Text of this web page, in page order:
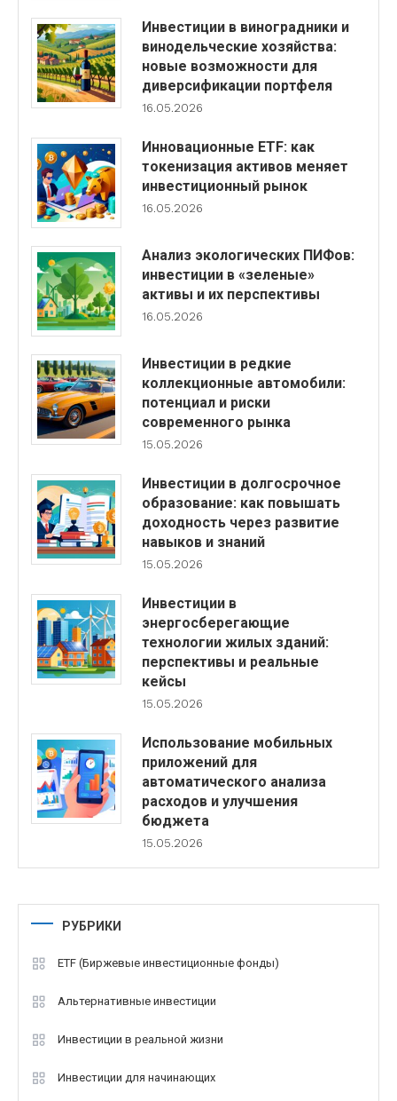
Инвестиции в виноградники и
винодельческие хозяйства:
новые возможности для
диверсификации портфеля
16.05.2026
Инновационные ETF: как
токенизация активов меняет
инвестиционный рынок
16.05.2026
Анализ экологических ПИФов:
инвестиции в «зеленые»
активы и их перспективы
16.05.2026
Инвестиции в редкие
коллекционные автомобили:
потенциал и риски
современного рынка
15.05.2026
Инвестиции в долгосрочное
образование: как повышать
доходность через развитие
навыков и знаний
15.05.2026
Инвестиции в
энергосберегающие
технологии жилых зданий:
перспективы и реальные
кейсы
15.05.2026
Использование мобильных
приложений для
автоматического анализа
расходов и улучшения
бюджета
15.05.2026
РУБРИКИ
ETF (Биржевые инвестиционные фонды)
Альтернативные инвестиции
Инвестиции в реальной жизни
Инвестиции для начинающих